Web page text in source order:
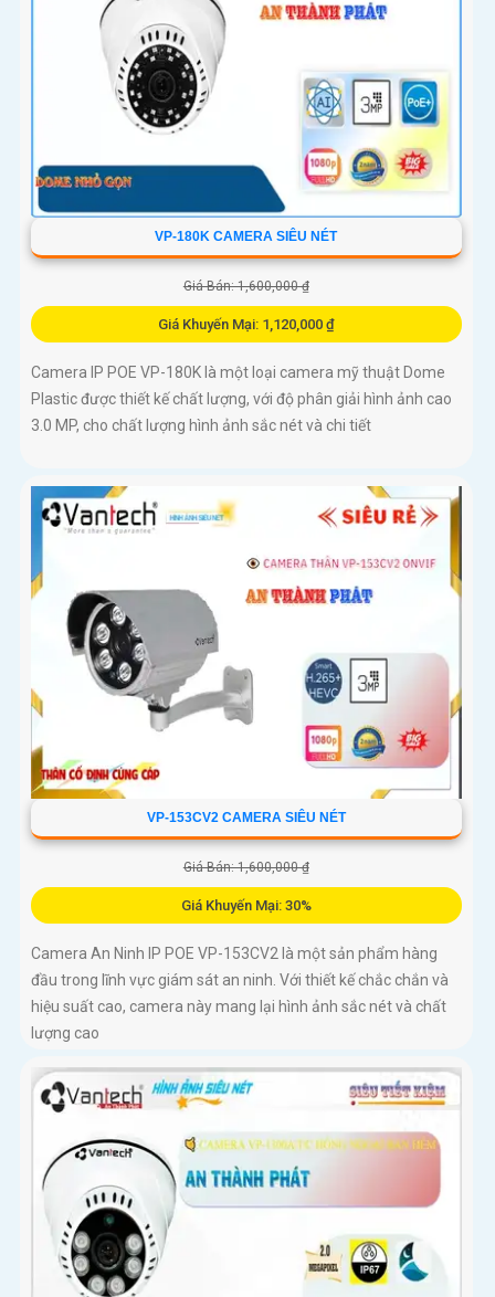
VP-180K CAMERA SIÊU NÉT
Giá Bán: 1,600,000 ₫
Giá Khuyến Mại: 1,120,000 ₫
Camera IP POE VP-180K là một loại camera mỹ thuật Dome
Plastic được thiết kế chất lượng, với độ phân giải hình ảnh cao
3.0 MP, cho chất lượng hình ảnh sắc nét và chi tiết
VP-153CV2 CAMERA SIÊU NÉT
Giá Bán: 1,600,000 ₫
Giá Khuyến Mại: 30%
Camera An Ninh IP POE VP-153CV2 là một sản phẩm hàng
đầu trong lĩnh vực giám sát an ninh. Với thiết kế chắc chắn và
hiệu suất cao, camera này mang lại hình ảnh sắc nét và chất
lượng cao